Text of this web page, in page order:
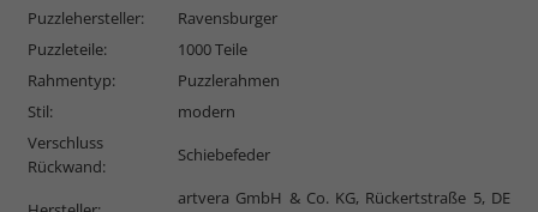
Puzzlehersteller:
Ravensburger
Puzzleteile:
1000 Teile
Rahmentyp:
Puzzlerahmen
Stil:
modern
Verschluss
Rückwand:
Schiebefeder
artvera GmbH & Co. KG, Rückertstraße 5, DE